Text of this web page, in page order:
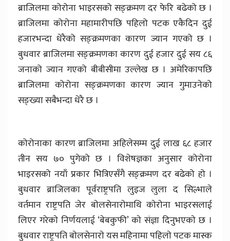
ब्राजिलमा कोरोना भाइरसको सङ्क्रमण दर फेरि बढेको छ ।
ब्राजिलमा कोरोना महामारीपछि पहिलो पटक एकैदिन दुई
हजारभन्दा धेरैको सङ्क्रमणका कारण ज्यान गएको छ ।
बुधवार ब्राजिलमा सङ्क्रमणका कारण दुई हजार दुई सय ८६
जनाको ज्यान गएको बीबीसीमा उल्लेख छ । अमेरिकापछि
ब्राजिलमा कोरोना सङ्क्रमणका कारण ज्यान गुमाउनेको
सङ्ख्या सबैभन्दा धेरै छ ।
कोरोनाका कारण ब्राजिलमा अहिलेसम्म दुई लाख ६८ हजार
तीन सय ७० पुगेको छ । विशेषज्ञका अनुसार कोरोना
भाइरसको नयाँ प्रकार भित्रिएसँगै सङ्क्रमण दर बढेको हो ।
बुधवार ब्राजिलका पूर्वराष्ट्रपति लुइज लुला द सिल्भाले
वर्तमान राष्ट्रपति जेर बाेलसेनाराेमाथि काेराेना भाइरसलाई
लिएर गरेकाे निर्णयलाई ‘बेबकुफी’ काे संज्ञा दिनुभएकाे छ ।
बुधवार राष्ट्रपति बाेलसेनाराे यस महिनामा पहिलाे पटक मास्क